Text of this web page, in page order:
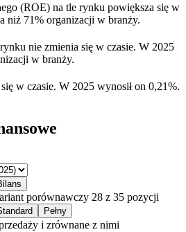
(ROE) na tle rynku powiększa się w
niż 71% organizacji w branży.
nie zmienia się w czasie. W 2025
w branży.
w czasie. W 2025 wynosił on 0,21%.
porównawczy 28 z 35 pozycji
Pełny
i zrównane z nimi